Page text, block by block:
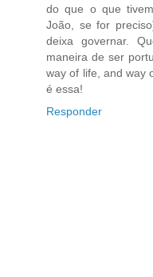
do que o que
João, se for
deixa governar.
maneira de ser
way of life, and way
é essa!
Responder